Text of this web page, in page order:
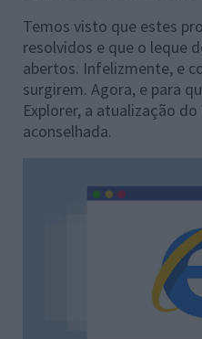
Temos visto que estes
resolvidos e que o leque
abertos. Infelizmente, e
surgirem. Agora, e para
Explorer, a atualização
aconselhada.